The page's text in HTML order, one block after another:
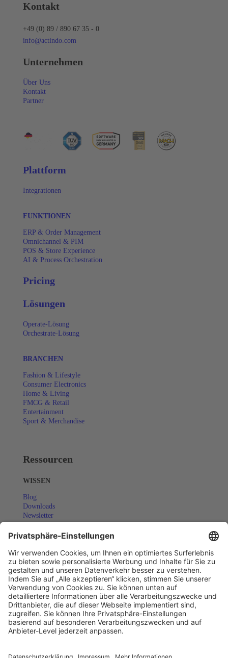
Kontakt
+49 (0) 89 / 890 67 35 - 0
info@actindo.com
Unternehmen
Über Uns
Kontakt
Partner
Plattform
Integrationen
FUNKTIONEN
ERP & Order Management
Omnichannel & PIM
POS & Store Experience
AI & Process Orchestration
Pricing
Lösungen
Operate-Lösung
Orchestrate-Lösung
BRANCHEN
Fashion & Lifestyle
Consumer Electronics
Home & Living
FMCG & Retail
Entertainment
Sport & Merchandise
Ressourcen
WISSEN
Blog
Downloads
Newsletter
COMMUNITY
Eventkalender
Webinare
SUPPORT
Dokumentation (EN)